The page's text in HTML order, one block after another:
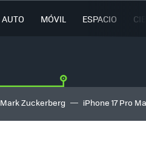
AUTO MÓVIL ESPACIO
Mark Zuckerberg iPhone 17 Pro